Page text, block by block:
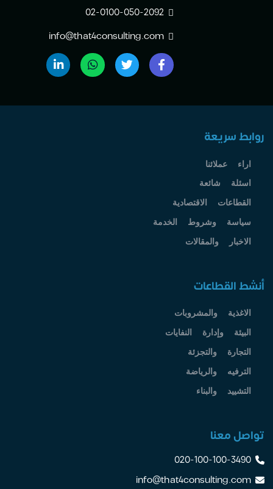
02-0100-050-2092
info@that4consulting.com
روابط سريعة
اراء عملائنا
اسئلة شائعة
القطاعات الاقتصادية
سياسة وشروط الخدمة
الاخبار والمقالات
أنشط القطاعات
الاغذية والمشروبات
البيئة وإدارة النفايات
التجارة والتجزئة
الترفيه والرياضة
التشييد والبناء
تواصل معنا
020-100-100-3490
info@that4consulting.com